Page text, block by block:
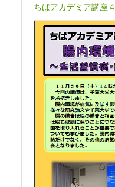
ちばアカデミア講座４